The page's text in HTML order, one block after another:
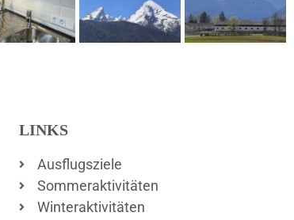
LINKS
Ausflugsziele
Sommeraktivitäten
Winteraktivitäten